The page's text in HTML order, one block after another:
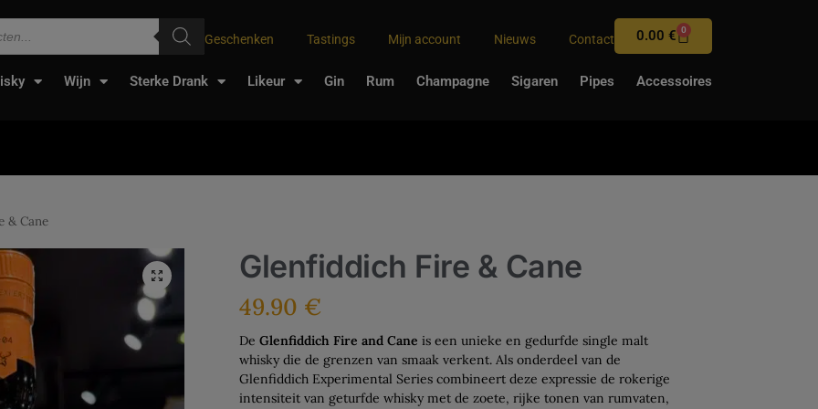
Geschenken Tastings Mijn account Nieuws Contact 0.00€ 0
Wijn Sterke Drank Likeur Gin Rum Champagne Sigaren Pipes Accessoires
& Cane
Glenfiddich Fire & Cane
49.90 €
DeGlenfiddich Fire and Cane is een unieke en gedurfde single malt
whisky die de grenzen van smaak verkent. Als onderdeel van de
Glenfiddich Experimental Series combineert deze expressie de rokerige
intensiteit van geturfde whisky met de zoete, rijke tonen van rumvaten,